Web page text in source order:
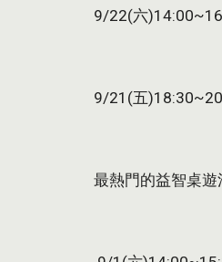
9/22(六
9/21(五
最熱門的益智桌